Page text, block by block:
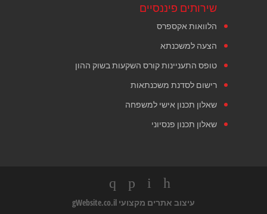
שירותים פיננסיים
הלוואות אקספרס
הצעה למשכנתא
טופס התעניינות קורס השקעות בשוק ההון
רישום לסדנת משכנתאות
שאלון תכנון אישי למשפחה
שאלון תכנון פנסיוני
עיצוב אתרים מקצועי